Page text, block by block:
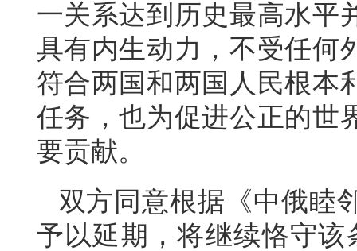
一关系达到历史最高水平
具有内生动力，不受任何
符合两国和两国人民根本
任务，也为促进公正的世
要贡献。
双方同意根据《中俄睦
予以延期，将继续恪守该